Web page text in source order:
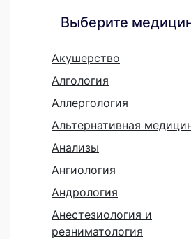
Выберите
Акушерство
Алгология
Аллергология
Альтернативная
Анализы
Ангиология
Андрология
Анестезиология и
реаниматология